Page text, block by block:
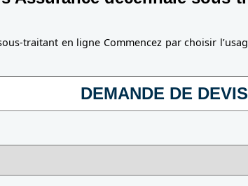
traitant en ligne Commencez par choisir
DEMANDE DE DEVIS